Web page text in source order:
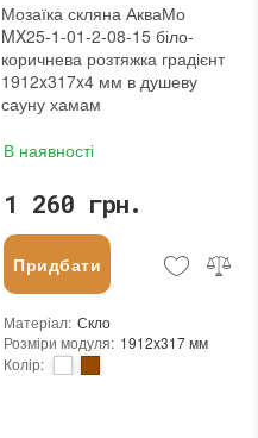
Мозаїка скляна АкваМо
MX25-1-01-2-08-15 біло-
коричнева розтяжка градієнт
1912x317x4 мм в душеву
сауну хамам
В наявності
1 260 грн.
Придбати
Матеріал: Скло
Розміри модуля: 1912x317 мм
Колір: